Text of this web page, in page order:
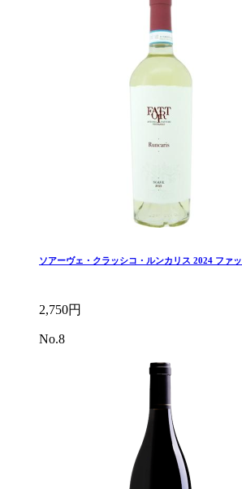
ソアーヴェ・クラッシコ・ルンカリス 2024 ファ
2,750円
No.8